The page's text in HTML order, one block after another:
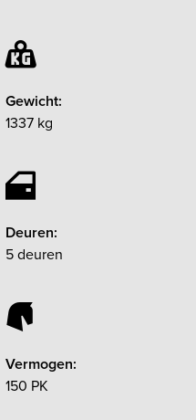
Gewicht:
1337 kg
Deuren:
5 deuren
Vermogen:
150 PK